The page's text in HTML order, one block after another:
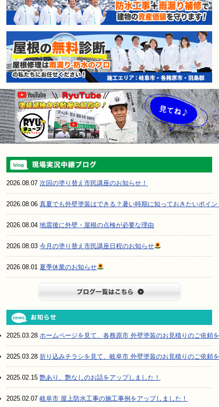
2026.08.07次回の塗り替え市民講座のお知らせ！
2026.08.06真夏でも外壁塗装はできる？暑い時期に知っておきたいポイン
2026.08.04地震後に外壁・屋根の点検が必要な理由
2026.08.03今月の塗り替え市民講座日程のお知らせ
2026.08.01 夏季休業のお知らせ
2025.03.28ホームページを見て、各務原市 外壁塗装のお見積りのご依頼
2025.03.28折り込みチラシを見て、岐阜市 外壁塗装のお見積りのご依頼
2025.02.15艶あり、艶なしのお話をアップしました！
2025.02.07岐阜市 屋上防水工事の施工事例をアップしました！